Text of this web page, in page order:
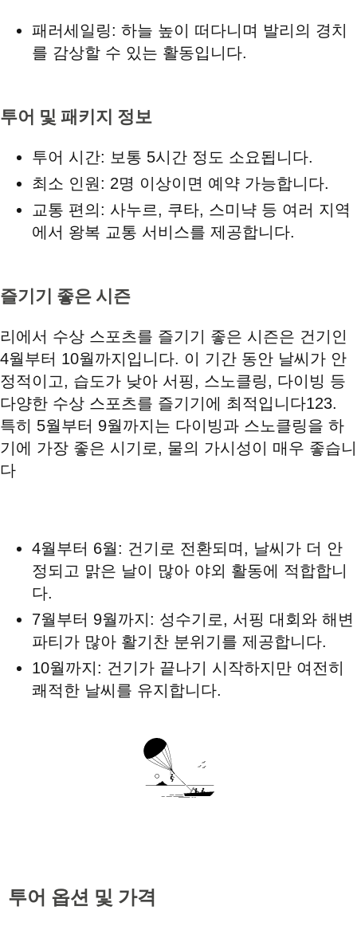
패러세일링: 하늘 높이 떠다니며 발리의 경치
를 감상할 수 있는 활동입니다.
투어 및 패키지 정보
투어 시간: 보통 5시간 정도 소요됩니다.
최소 인원: 2명 이상이면 예약 가능합니다.
교통 편의: 사누르, 쿠타, 스미냑 등 여러 지역
에서 왕복 교통 서비스를 제공합니다.
즐기기 좋은 시즌
리에서 수상 스포츠를 즐기기 좋은 시즌은 건기인
4월부터 10월까지입니다. 이 기간 동안 날씨가 안
정적이고, 습도가 낮아 서핑, 스노클링, 다이빙 등
다양한 수상 스포츠를 즐기기에 최적입니다123.
특히 5월부터 9월까지는 다이빙과 스노클링을 하
기에 가장 좋은 시기로, 물의 가시성이 매우 좋습니
다
4월부터 6월: 건기로 전환되며, 날씨가 더 안
정되고 맑은 날이 많아 야외 활동에 적합합니
다.
7월부터 9월까지: 성수기로, 서핑 대회와 해변
파티가 많아 활기찬 분위기를 제공합니다.
10월까지: 건기가 끝나기 시작하지만 여전히
쾌적한 날씨를 유지합니다.
투어 옵션 및 가격